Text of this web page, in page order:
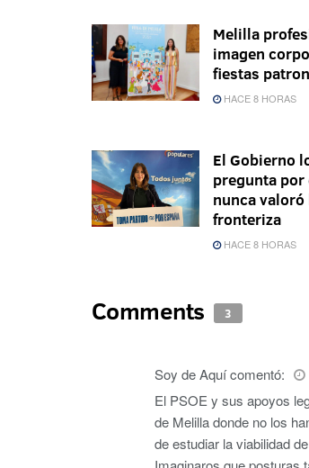
Melilla
imagen
fiestas
HACE 8 HORAS
El Gobierno
pregunta por
nunca
fronteriza
HACE 8 HORAS
Comments 3
Soy de Aquícomentó:
El PSOE y sus apoyos
de Melilla donde no los
de estudiar la viabilidad